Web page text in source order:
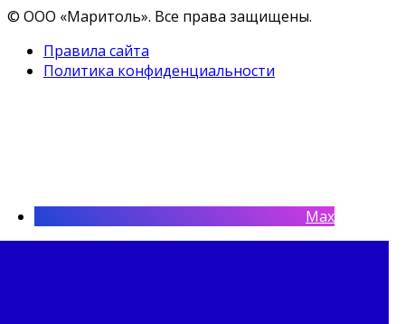
© ООО «Маритоль». Все права защищены.
Правила сайта
Политика конфиденциальности
Max